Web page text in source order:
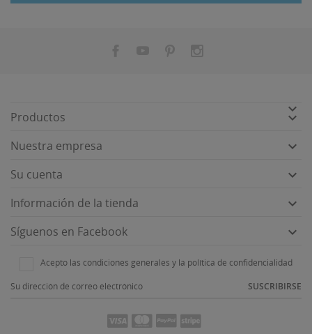

Productos 
Nuestra empresa 
Su cuenta 
Información de la tienda 
Síguenos en Facebook 
Acepto las condiciones generales y la política de confidencialidad
SUSCRIBIRSE